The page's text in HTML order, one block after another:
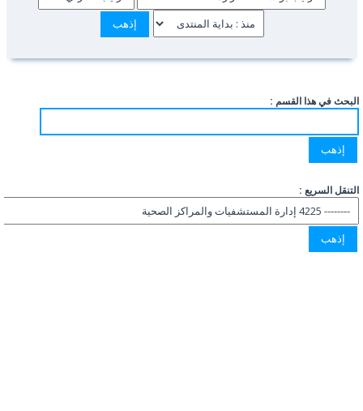
البحث في هذا القسم :
التنقل السريع :